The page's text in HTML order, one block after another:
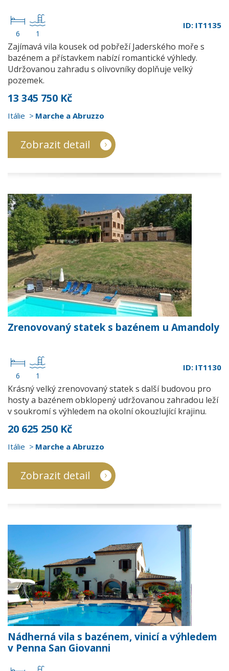
6 1
ID: IT1135
Zajímavá vila kousek od pobřeží Jaderského moře s
bazénem a přístavkem nabízí romantické výhledy.
Udržovanou zahradu s olivovníky doplňuje velký
pozemek.
13 345 750 Kč
Itálie Marche a Abruzzo
Zobrazit detail
Zrenovovaný statek s bazénem u Amandoly
6 1
ID: IT1130
Krásný velký zrenovovaný statek s další budovou pro
hosty a bazénem obklopený udržovanou zahradou leží
v soukromí s výhledem na okolní okouzlující krajinu.
20 625 250 Kč
Itálie Marche a Abruzzo
Zobrazit detail
Nádherná vila s bazénem, vinicí a výhledem
v Penna San Giovanni